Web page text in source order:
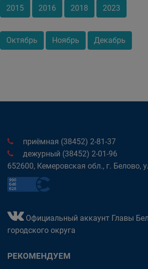
2015 2016 2018 2023
Октябрь Ноябрь Декабрь
приёмная (38452) 2-81-37
дежурный (38452) 2-01-96
652600, Кемеровская обл., г. Белово,
Официальный аккаунт Главы
городского округа
РЕКОМЕНДУЕМ